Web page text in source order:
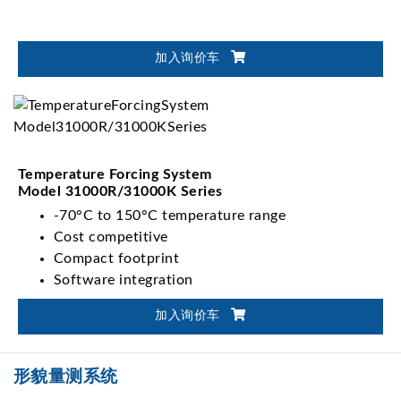
加入询价车
Temperature Forcing System
Model 31000R/31000K Series
-70°C to 150°C temperature range
Cost competitive
Compact footprint
Software integration
Configurable rack mounting
加入询价车
形貌量测系统